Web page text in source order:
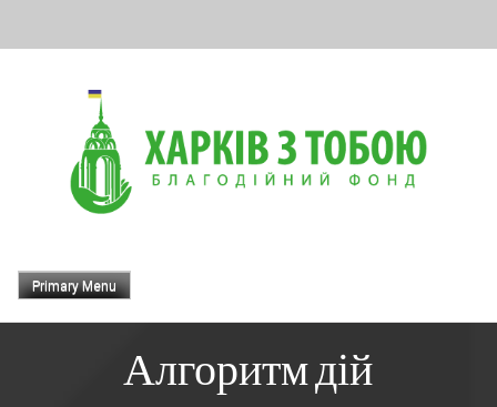
Primary Menu
Алгоритм дій